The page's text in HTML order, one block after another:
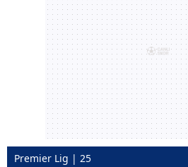
Premier Lig | 25